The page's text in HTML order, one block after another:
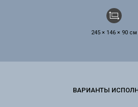
245 × 146 × 90 см